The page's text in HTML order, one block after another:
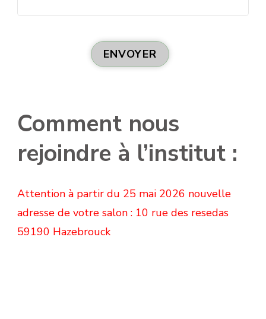
ENVOYER
Comment nous
rejoindre à l’institut :
Attention à partir du 25 mai 2026 nouvelle
adresse de votre salon : 10 rue des resedas
59190 Hazebrouck